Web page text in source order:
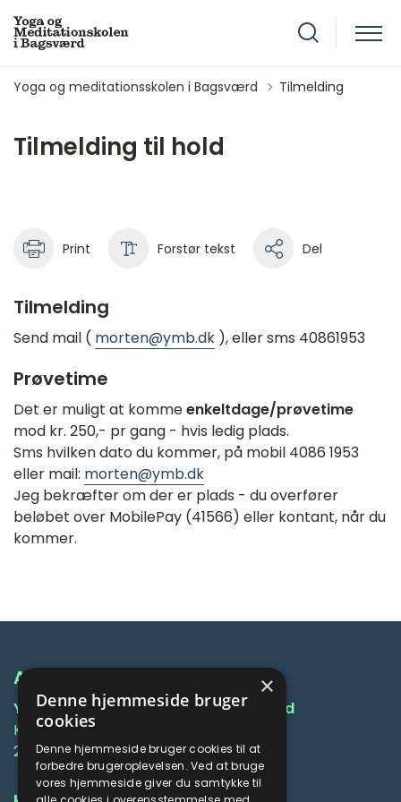
Yoga og meditationsskolen i Bagsværd Tilmelding
Tilmelding til hold
Print Forstør tekst Del
Tilmelding
Send mail ( morten@ymb.dk ), eller sms 40861953
Prøvetime
Det er muligt at kommeenkeltdage/prøvetime
mod kr. 250,- pr gang - hvis ledig plads.
Sms hvilken dato du kommer, på mobil 4086 1953
eller mail: morten@ymb.dk
Jeg bekræfter om der er plads - du overfører
beløbet over MobilePay (41566) eller kontant, når du
kommer.
Adresse
Yoga og Meditationskolen i Bagsværd
Krogshøjvej 197
2880 Bagsværd
×
Denne hjemmeside bruger
cookies
Denne hjemmeside bruger cookies til at
forbedre brugeroplevelsen. Ved at bruge
vores hjemmeside giver du samtykke til